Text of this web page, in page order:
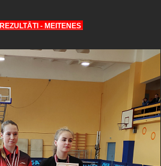
REZULTĀTI - MEITENES